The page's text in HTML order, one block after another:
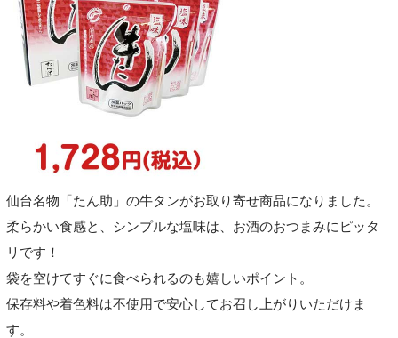
仙台名物「たん助」の牛タンがお取り寄せ商品になりました。
柔らかい食感と、シンプルな塩味は、お酒のおつまみにピッタ
リです！
袋を空けてすぐに食べられるのも嬉しいポイント。
保存料や着色料は不使用で安心してお召し上がりいただけま
す。